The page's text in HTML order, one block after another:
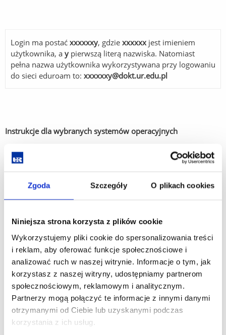
Zgoda Szczegóły O plikach cookies
Niniejsza strona korzysta z plików cookie
Wykorzystujemy pliki cookie do spersonalizowania treści
i reklam, aby oferować funkcje społecznościowe i
analizować ruch w naszej witrynie. Informacje o tym, jak
korzystasz z naszej witryny, udostępniamy partnerom
społecznościowym, reklamowym i analitycznym.
Partnerzy mogą połączyć te informacje z innymi danymi
otrzymanymi od Ciebie lub uzyskanymi podczas
korzystania z ich usług.
Login ma postać xxxxxxy, gdzie xxxxxxjest imieniem
użytkownika, a ypierwszą literą nazwiska. Natomiast
pełna nazwa użytkownika wykorzystywana przy logowaniu
do sieci eduroam to: xxxxxxy@dokt.ur.edu.pl
Instrukcje dla wybranych systemów operacyjnych
Automatyczny konfigurator eduroam
Konfiguracja automatyczna przy pomocy instalatora (metoda
zalecana)
Konfiguracja połączenia poprzez kreatora Windows 8
System Windows Vista/7
Konfiguracja automatyczna przy pomocy instalatora (metoda
zalecana)
Konfiguracja połączenia poprzez kreatora Windows Vista/7
System Windows XP
Ręczne tworzenie profilu sieciowego eduroam